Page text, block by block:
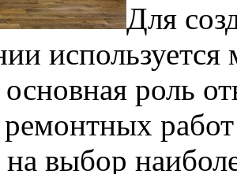
Для
используется
роль
выбор